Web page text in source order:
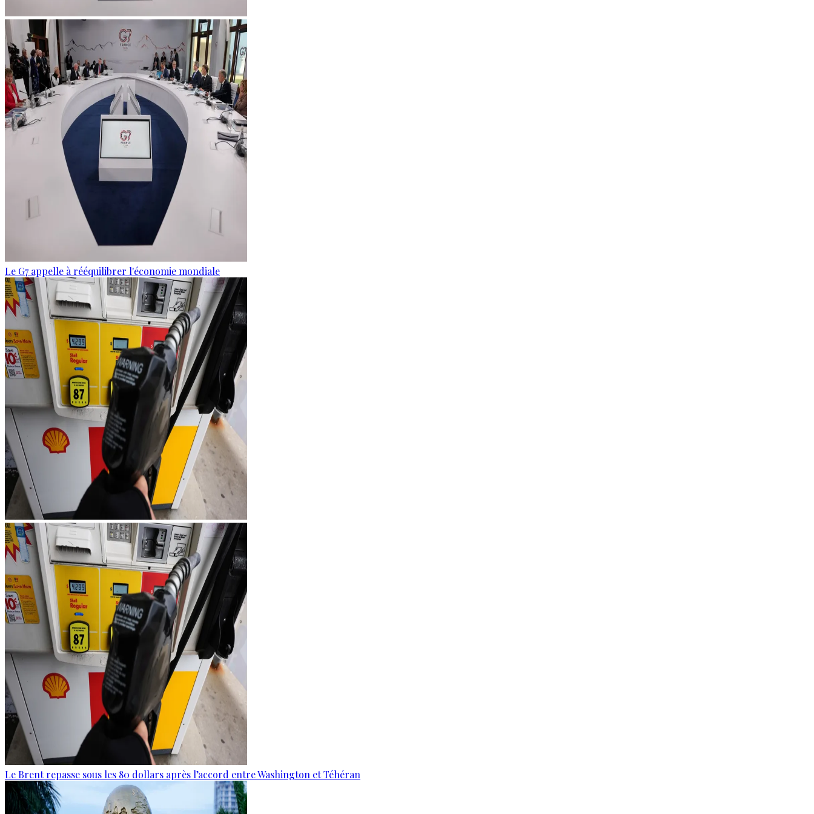
Le G7 appelle à rééquilibrer l'économie mondiale
Le Brent repasse sous les 80 dollars après l’accord entre Washington et Téhéran